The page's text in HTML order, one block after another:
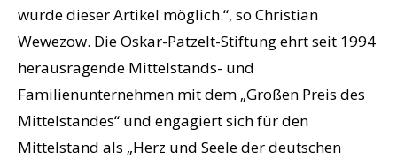
wurde dieser Artikel möglich.“, so Christian
Wewezow. Die Oskar-Patzelt-Stiftung ehrt seit 1994
herausragende Mittelstands- und
Familienunternehmen mit dem „Großen Preis des
Mittelstandes“ und engagiert sich für den
Mittelstand als „Herz und Seele der deutschen